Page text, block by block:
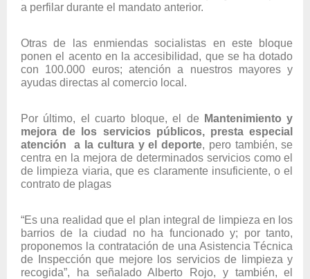
a perfilar durante el mandato anterior.
Otras de las enmiendas socialistas en este bloque
ponen el acento en la accesibilidad, que se ha dotado
con 100.000 euros; atención a nuestros mayores y
ayudas directas al comercio local.
Por último, el cuarto bloque, el de
Mantenimiento y
mejora de los servicios públicos, presta especial
atención a la cultura y el deporte, pero también, se
centra en la mejora de determinados servicios como el
de limpieza viaria, que es claramente insuficiente, o el
contrato de plagas
“Es una realidad que el plan integral de limpieza en los
barrios de la ciudad no ha funcionado y; por tanto,
proponemos la contratación de una Asistencia Técnica
de Inspección que mejore los servicios de limpieza y
recogida”, ha señalado Alberto Rojo, y también, el